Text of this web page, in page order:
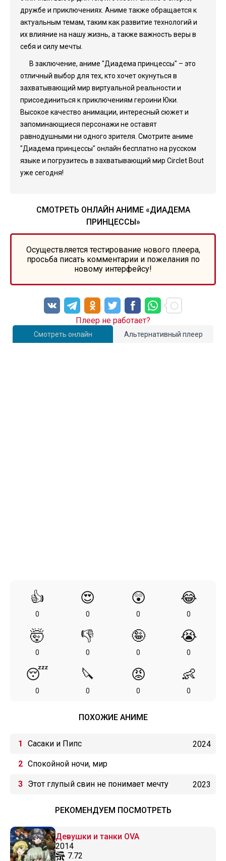
дружбе и приключениях. Аниме также обращается к
актуальным темам, таким как развитие технологий и
их влияние на нашу жизнь, а также важность веры в
себя и силу мечты.
В заключение, аниме "Диадема принцессы" – это
отличный выбор для тех, кто хочет окунуться в
захватывающий мир виртуальной реальности и
присоединиться к приключениям героини Юки.
Высокое качество анимации, интересный сюжет и
запоминающиеся персонажи не оставят
равнодушными ни одного зрителя. Смотрите аниме
"Диадема принцессы" онлайн бесплатно на русском
языке и погрузитесь в захватывающий мир Circlet Bout
уже сегодня!
СМОТРЕТЬ ОНЛАЙН АНИМЕ «ДИАДЕМА
ПРИНЦЕССЫ»
Осуществляется тестирование нового плеера,
просьба писать комментарии и пожелания по
новому интерфейсу!
Смотреть онлайн Альтернативный плеер
Плеер не работает?
👍
0
😍
0
😲
0
😂
0
🤯
0
👎
0
🤪
0
😭
0
😴
0
🔪
0
😡
0
👶
0
ПОХОЖИЕ АНИМЕ
Сасаки и Пипс 2024
Спокойной ночи, мир
Этот глупый свин не понимает мечту 2023
РЕКОМЕНДУЕМ ПОСМОТРЕТЬ
Девушки и танки OVA
2014
7.72